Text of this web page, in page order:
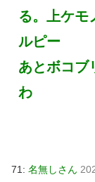
る。上ケモ
ルピー
あとボコブ
わ
71: 名無しさん